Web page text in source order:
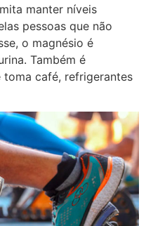
manter níveis
pessoas que não
o magnésio é
Também é
café, refrigerantes